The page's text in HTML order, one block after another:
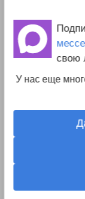
свою
У нас еще